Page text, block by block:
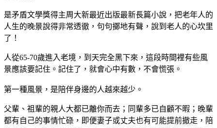
是矛盾文學獎得主周大新最近出版最新長篇小說，把老年人的
人生的晚景說得非常透徹，句句擲地有聲，說到老人的心坎里
了！
人從65-70歲進入老境，到天完全黑下來，這段時間裡有些風
景應該要記住。記住了，就會心中有數，不會慌張。
第一種風景，是陪伴身邊的人越來越少。
父輩、祖輩的親人大都已離你而去；同輩多已自顧不暇；晚輩
都有自己的事情忙碌，即便妻子或丈夫也有可能提前撤走，陪